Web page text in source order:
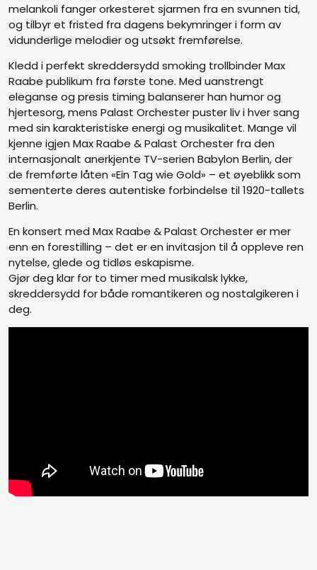
melankoli fanger orkesteret sjarmen fra en svunnen tid,
og tilbyr et fristed fra dagens bekymringer i form av
vidunderlige melodier og utsøkt fremførelse.
Kledd i perfekt skreddersydd smoking trollbinder Max
Raabe publikum fra første tone. Med uanstrengt
eleganse og presis timing balanserer han humor og
hjertesorg, mens Palast Orchester puster liv i hver sang
med sin karakteristiske energi og musikalitet. Mange vil
kjenne igjen Max Raabe & Palast Orchester fra den
internasjonalt anerkjente TV-serien Babylon Berlin, der
de fremførte låten «Ein Tag wie Gold» – et øyeblikk som
sementerte deres autentiske forbindelse til 1920-tallets
Berlin.
En konsert med Max Raabe & Palast Orchester er mer
enn en forestilling – det er en invitasjon til å oppleve ren
nytelse, glede og tidløs eskapisme.
Gjør deg klar for to timer med musikalsk lykke,
skreddersydd for både romantikeren og nostalgikeren i
deg.